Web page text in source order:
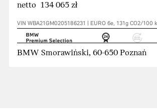
netto 134 065 zł
VIN WBA21GM0205186231 | EURO 6e, 131g CO2/100
BMW Smorawiński, 60-650 Poznań